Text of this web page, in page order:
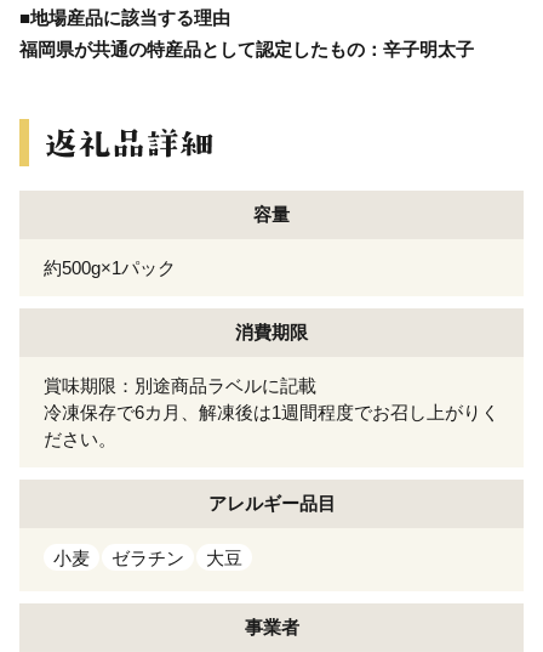
■地場産品に該当する理由
福岡県が共通の特産品として認定したもの：辛子明太子
容量
約500g×1パック
消費期限
賞味期限：別途商品ラベルに記載
冷凍保存で6カ月、解凍後は1週間程度でお召し上がりく
ださい。
アレルギー品目
小麦 ゼラチン 大豆
事業者